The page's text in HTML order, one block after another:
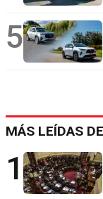
5
MÁS LEÍDAS
1